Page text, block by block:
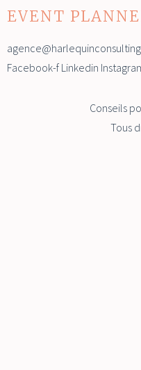
EVENT
Facebook-f Linkedin
Conseils
Tous